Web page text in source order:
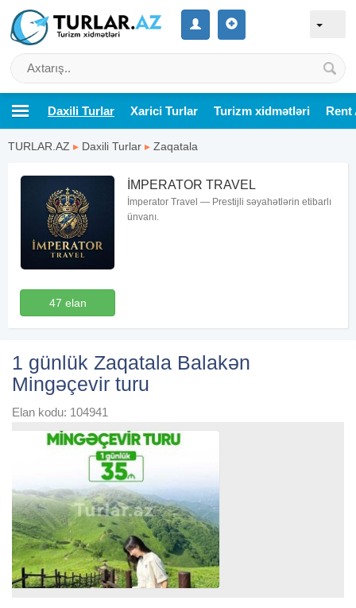
Daxili Turlar Xarici Turlar Turizm xidmətləri Rent
TURLAR.AZ ▸ Daxili Turlar ▸ Zaqatala
47 elan
İMPERATOR TRAVEL
İmperator Travel — Prestijli səyahətlərin etibarlı
ünvanı.
1 günlük Zaqatala Balakən
Mingəçevir turu
Elan kodu: 104941